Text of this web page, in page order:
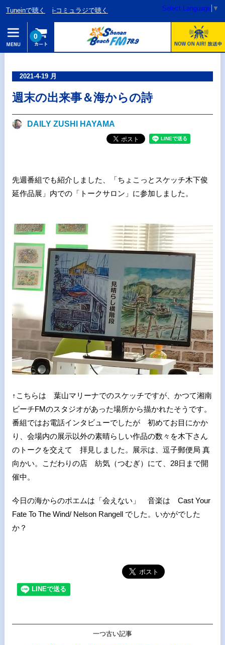
Tuneinで聴く i-コミュラジで聴く Select Language ▼
0
2021-4-19 月
週末の出来事＆海からの詩
DAILY ZUSHI HAYAMA
先週番組でも紹介しました、「ちょこっとスケッチ木下俊
延作品展」内での「トークサロン」に参加しました。
↑こちらは 葉山マリーナでのスケッチですが、かつて湘南
ビーチFMのスタジオがあった場所から描かれたそうです。
番組ではお電話インタビューでしたが 初めてお目にかか
り、会場内の展示以外の素晴らしい作品の数々を木下さん
のトークを交えて 拝見しました。展示は、逗子郵便局 真
向かい。こだわりの店 紡気（つむぎ）にて、28日まで開
催中。
今日の海からのポエムは「会えない」 音楽は Cast Your
Fate To The Wind/ Nelson Rangell でした。いかがでした
か？
一つ古い記事